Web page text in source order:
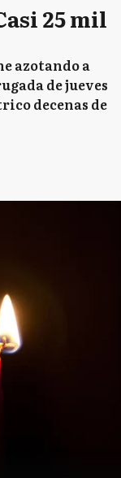
25 mil
azotando a
de jueves
decenas de